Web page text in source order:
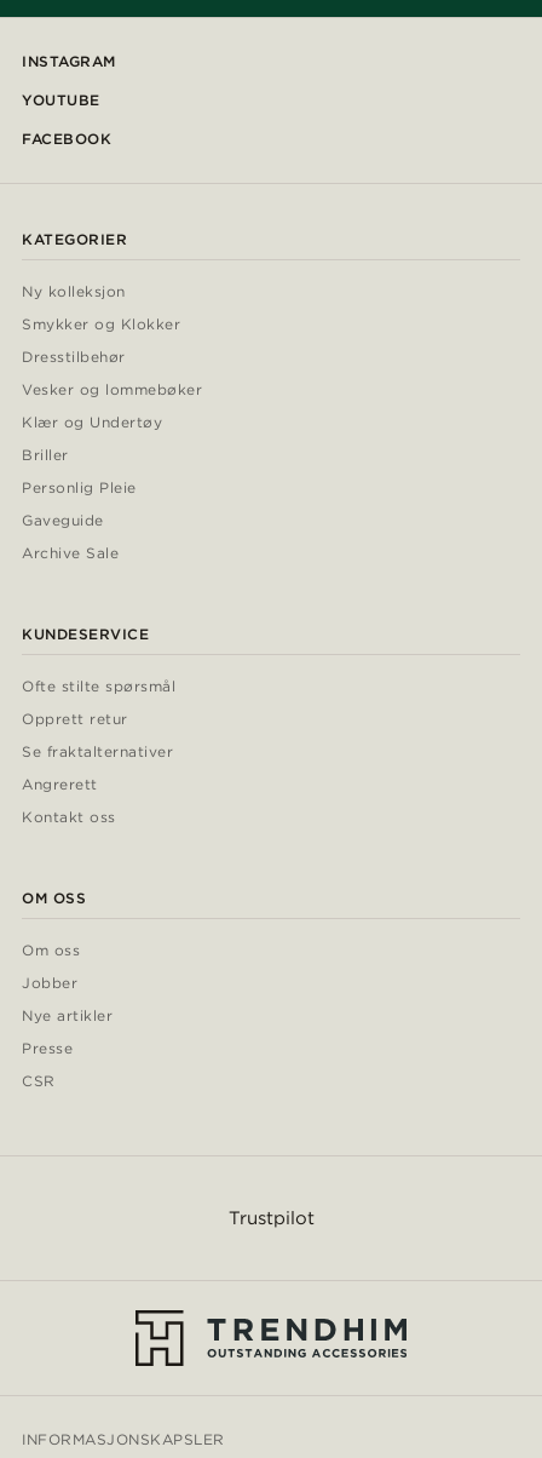
INSTAGRAM
YOUTUBE
FACEBOOK
KATEGORIER
Ny kolleksjon
Smykker og Klokker
Dresstilbehør
Vesker og lommebøker
Klær og Undertøy
Briller
Personlig Pleie
Gaveguide
Archive Sale
KUNDESERVICE
Ofte stilte spørsmål
Opprett retur
Se fraktalternativer
Angrerett
Kontakt oss
OM OSS
Om oss
Jobber
Nye artikler
Presse
CSR
Trustpilot
INFORMASJONSKAPSLER